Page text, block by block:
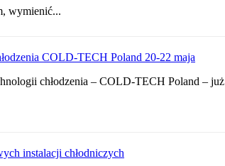
wymienić...
COLD-TECH Poland 20-22 maja
chłodzenia – COLD-TECH Poland – już
instalacji chłodniczych